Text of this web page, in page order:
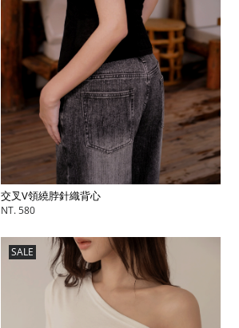
交叉V領繞脖針織背心
NT. 580
SALE